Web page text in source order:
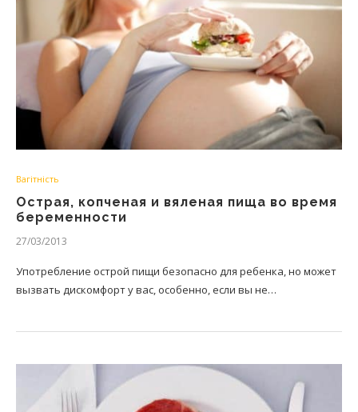
Вагітність
Острая, копченая и вяленая пища во время
беременности
27/03/2013
Употребление острой пищи безопасно для ребенка, но может
вызвать дискомфорт у вас, особенно, если вы не…